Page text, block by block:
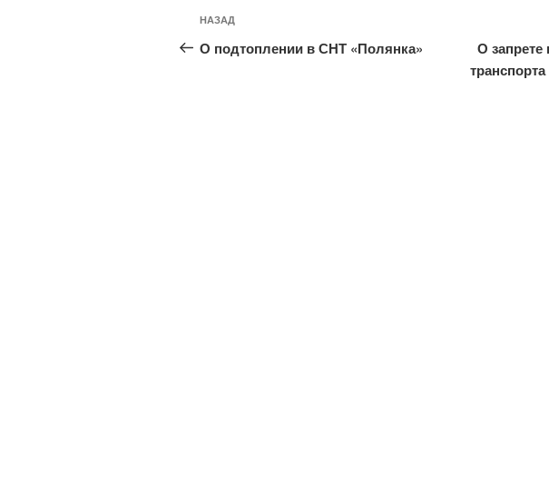
Навигация
по
записям
Предыдущая
запись:
НАЗАД
О подтоплении в СНТ «Полянка»
О запрете